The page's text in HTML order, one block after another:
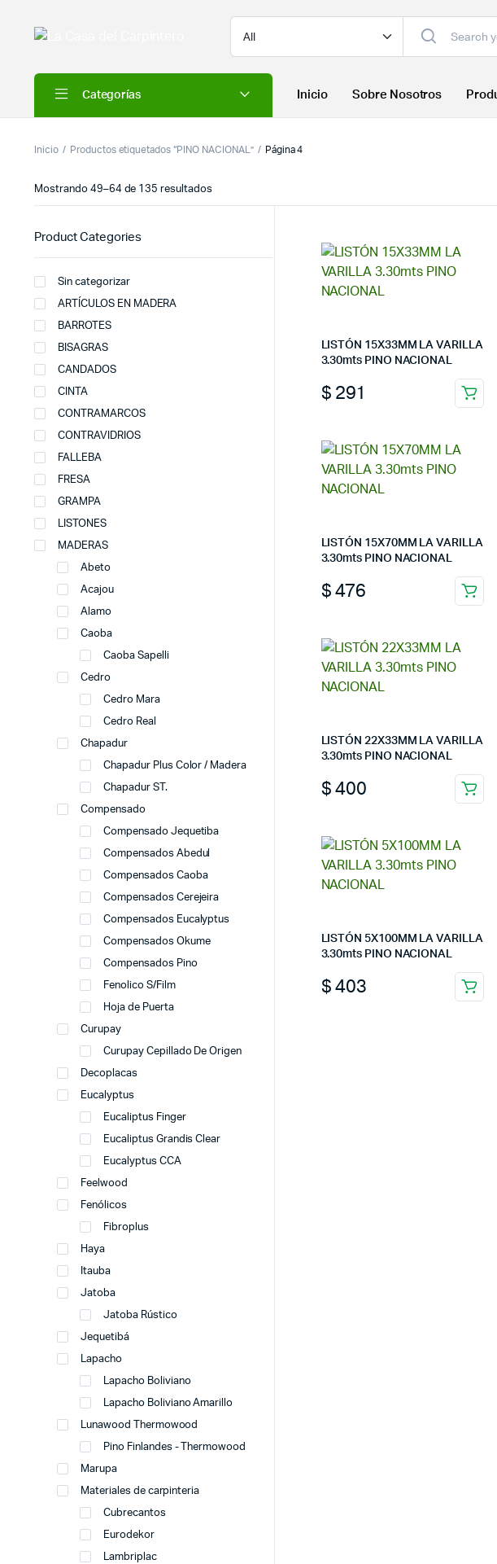
Categorías Inicio Sobre Nosotros
Inicio Productos etiquetados “PINO NACIONAL” Página 4
Mostrando 49–64 de 135 resultados
LISTÓN 15X33MM LA VARILLA
3.30mts PINO NACIONAL
$ 291
LISTÓN 15X70MM LA VARILLA
3.30mts PINO NACIONAL
$476
LISTÓN 22X33MM LA VARILLA
3.30mts PINO NACIONAL
$400
LISTÓN 5X100MM LA VARILLA
3.30mts PINO NACIONAL
$403
Product Categories
Sin categorizar
ARTÍCULOS EN MADERA
BARROTES
BISAGRAS
CANDADOS
CINTA
CONTRAMARCOS
CONTRAVIDRIOS
FALLEBA
FRESA
GRAMPA
LISTONES
MADERAS
Abeto
Acajou
Alamo
Caoba
Caoba Sapelli
Cedro
Cedro Mara
Cedro Real
Chapadur
Chapadur Plus Color / Madera
Chapadur ST.
Compensado
Compensado Jequetiba
Compensados Abedul
Compensados Caoba
Compensados Cerejeira
Compensados Eucalyptus
Compensados Okume
Compensados Pino
Fenolico S/Film
Hoja de Puerta
Curupay
Curupay Cepillado De Origen
Decoplacas
Eucalyptus
Eucaliptus Finger
Eucaliptus Grandis Clear
Eucalyptus CCA
Feelwood
Fenólicos
Fibroplus
Haya
Itauba
Jatoba
Jatoba Rústico
Jequetibá
Lapacho
Lapacho Boliviano
Lapacho Boliviano Amarillo
Lunawood Thermowood
Pino Finlandes - Thermowood
Marupa
Materiales de carpinteria
Cubrecantos
Eurodekor
Lambriplac